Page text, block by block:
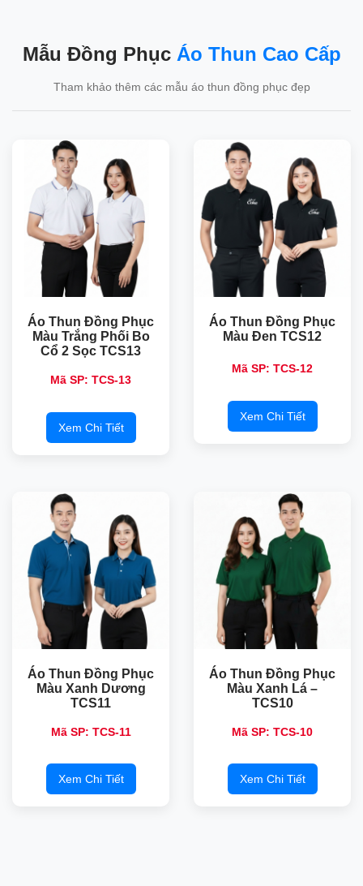
Mẫu Đồng Phục Áo Thun Cao Cấp
Tham khảo thêm các mẫu áo thun đồng phục đẹp
Áo Thun Đồng Phục
Màu Trắng Phối Bo
Cổ 2 Sọc TCS13
Mã SP: TCS-13
Xem Chi Tiết
Áo Thun Đồng Phục
Màu Đen TCS12
Mã SP: TCS-12
Xem Chi Tiết
Áo Thun Đồng Phục
Màu Xanh Dương
TCS11
Mã SP: TCS-11
Xem Chi Tiết
Áo Thun Đồng Phục
Màu Xanh Lá –
TCS10
Mã SP: TCS-10
Xem Chi Tiết